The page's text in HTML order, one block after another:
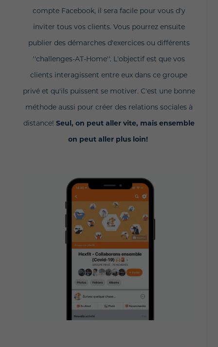
compte Facebook, il sera facile pour vous d'y
inviter tous vos clients. Vous pourrez ensuite
publier des démarches d'exercices ou différents
''challenges-AT-Home''. L'objectif est que vos
clients interagissent entre eux dans ce groupe
privé et qu'ils puissent se motiver. C'est une bonne
méthode aussi pour créer des relations sociales à
distance! Seul, on peut aller vite, mais ensemble
on peut aller plus loin!